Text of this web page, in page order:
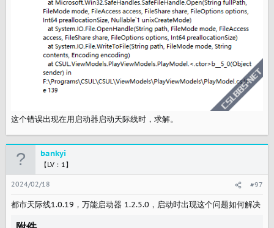
这个错误出现在用启动器启动天际线时，求解。
bankyi
【LV：1】
2024/02/18 #97
都市天际线1.0.19，万能启动器 1.2.5.0，启动时出现这个问题如何解决